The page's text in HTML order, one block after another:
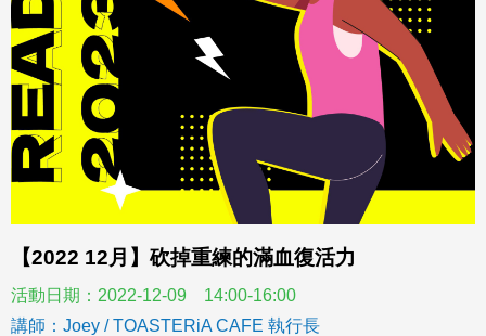
【2022 12月】砍掉重練的滿血復活力
活動日期：2022-12-09 14:00-16:00
講師：Joey / TOASTERiA CAFE 執行長